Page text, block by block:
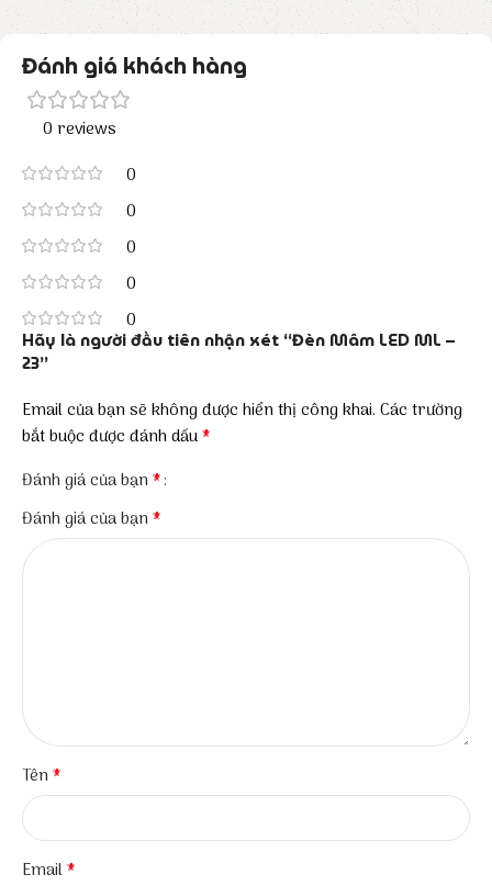
Đánh giá khách hàng
0 reviews
0
0
0
0
0
Hãy là người đầu tiên nhận xét “Đèn Mâm LED ML –
23”
Email của bạn sẽ không được hiển thị công khai. Các trường
bắt buộc được đánh dấu*
Đánh giá của bạn*
Đánh giá của bạn*
Tên*
Email*